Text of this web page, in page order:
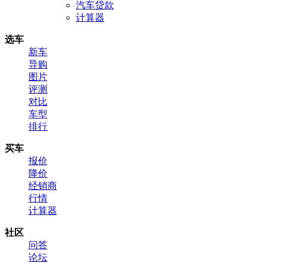
汽车贷款
计算器
选车
新车
导购
图片
评测
对比
车型
排行
买车
报价
降价
经销商
行情
计算器
社区
问答
论坛